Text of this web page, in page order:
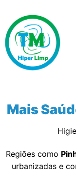
Mais
Regiões como
urbanizadas e